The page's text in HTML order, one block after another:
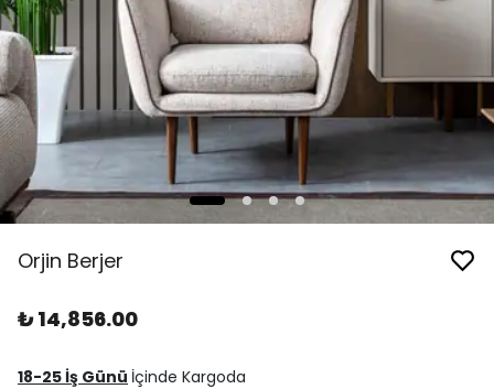
Orjin Berjer
₺ 14,856.00
18-25 İş Günü İçinde Kargoda